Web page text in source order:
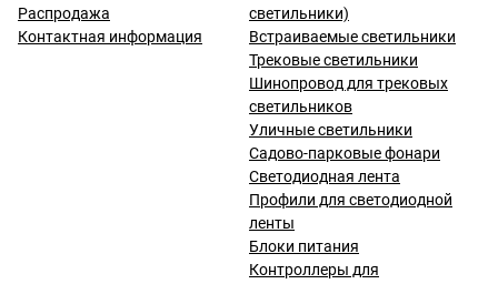
Распродажа
Контактная информация
светильники)
Встраиваемые светильники
Трековые светильники
Шинопровод для трековых
светильников
Уличные светильники
Садово-парковые фонари
Светодиодная лента
Профили для светодиодной
ленты
Блоки питания
Контроллеры для